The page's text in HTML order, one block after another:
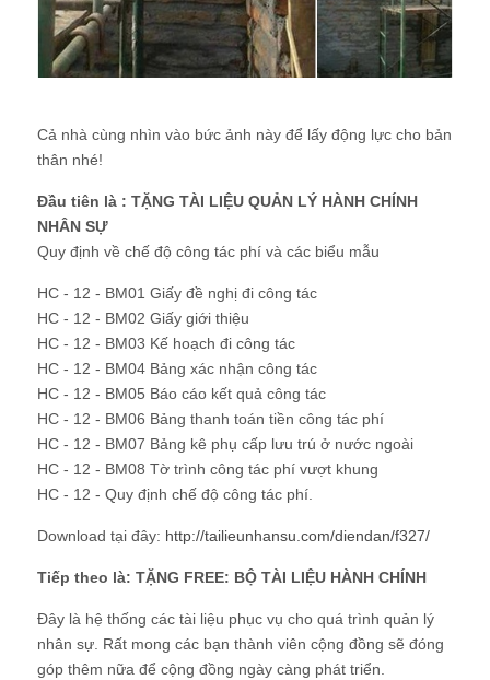
Cả nhà cùng nhìn vào bức ảnh này để lấy động lực cho bản
thân nhé!
Đầu tiên là : TẶNG TÀI LIỆU QUẢN LÝ HÀNH CHÍNH
NHÂN SỰ
Quy định về chế độ công tác phí và các biểu mẫu
HC - 12 - BM01 Giấy đề nghị đi công tác
HC - 12 - BM02 Giấy giới thiệu
HC - 12 - BM03 Kế hoạch đi công tác
HC - 12 - BM04 Bảng xác nhận công tác
HC - 12 - BM05 Báo cáo kết quả công tác
HC - 12 - BM06 Bảng thanh toán tiền công tác phí
HC - 12 - BM07 Bảng kê phụ cấp lưu trú ở nước ngoài
HC - 12 - BM08 Tờ trình công tác phí vượt khung
HC - 12 - Quy định chế độ công tác phí.
Download tại đây: http://tailieunhansu.com/diendan/f327/
Tiếp theo là: TẶNG FREE: BỘ TÀI LIỆU HÀNH CHÍNH
Đây là hệ thống các tài liệu phục vụ cho quá trình quản lý
nhân sự. Rất mong các bạn thành viên cộng đồng sẽ đóng
góp thêm nữa để cộng đồng ngày càng phát triển.